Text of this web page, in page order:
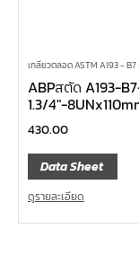
เกลียวตลอด ASTM A193 -
ABPสตัด A193-
1.3/4″-
430.00
Data Sheet
ดูรายละเอียด